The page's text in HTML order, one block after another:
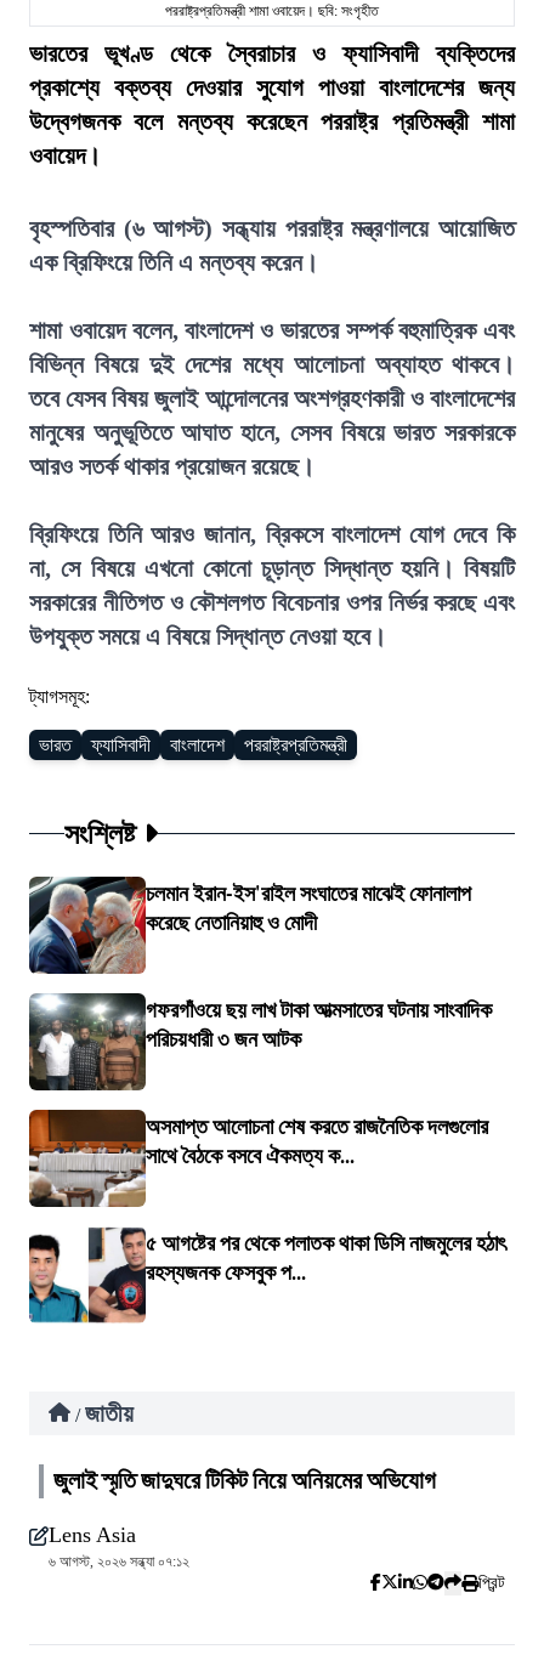
পররাষ্ট্রপ্রতিমন্ত্রী শামা ওবায়েদ। ছবি: সংগৃহীত
ভারতের ভূখণ্ড থেকে স্বৈরাচার ও ফ্যাসিবাদী ব্যক্তিদের
প্রকাশ্যে বক্তব্য দেওয়ার সুযোগ পাওয়া বাংলাদেশের জন্য
উদ্বেগজনক বলে মন্তব্য করেছেন পররাষ্ট্র প্রতিমন্ত্রী শামা
ওবায়েদ।
বৃহস্পতিবার (৬ আগস্ট) সন্ধ্যায় পররাষ্ট্র মন্ত্রণালয়ে আয়োজিত
এক ব্রিফিংয়ে তিনি এ মন্তব্য করেন।
শামা ওবায়েদ বলেন, বাংলাদেশ ও ভারতের সম্পর্ক বহুমাত্রিক এবং
বিভিন্ন বিষয়ে দুই দেশের মধ্যে আলোচনা অব্যাহত থাকবে।
তবে যেসব বিষয় জুলাই আন্দোলনের অংশগ্রহণকারী ও বাংলাদেশের
মানুষের অনুভূতিতে আঘাত হানে, সেসব বিষয়ে ভারত সরকারকে
আরও সতর্ক থাকার প্রয়োজন রয়েছে।
ব্রিফিংয়ে তিনি আরও জানান, ব্রিকসে বাংলাদেশ যোগ দেবে কি
না, সে বিষয়ে এখনো কোনো চূড়ান্ত সিদ্ধান্ত হয়নি। বিষয়টি
সরকারের নীতিগত ও কৌশলগত বিবেচনার ওপর নির্ভর করছে এবং
উপযুক্ত সময়ে এ বিষয়ে সিদ্ধান্ত নেওয়া হবে।
ট্যাগসমূহ:
ভারত ফ্যাসিবাদী বাংলাদেশ পররাষ্ট্রপ্রতিমন্ত্রী
সংশ্লিষ্ট
চলমান ইরান-ইস'রাইল সংঘাতের মাঝেই ফোনালাপ
করেছে নেতানিয়াহু ও মোদী
গফরগাঁওয়ে ছয় লাখ টাকা আত্মসাতের ঘটনায় সাংবাদিক
পরিচয়ধারী ৩ জন আটক
অসমাপ্ত আলোচনা শেষ করতে রাজনৈতিক দলগুলোর
সাথে বৈঠকে বসবে ঐকমত্য ক...
৫ আগষ্টের পর থেকে পলাতক থাকা ডিসি নাজমুলের হঠাৎ
রহস্যজনক ফেসবুক প...
/ জাতীয়
জুলাই স্মৃতি জাদুঘরে টিকিট নিয়ে অনিয়মের অভিযোগ
Lens Asia
৬ আগস্ট, ২০২৬ সন্ধ্যা ০৭:১২
প্রিন্ট